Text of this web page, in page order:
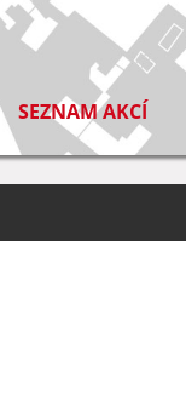
SEZNAM AKCÍ